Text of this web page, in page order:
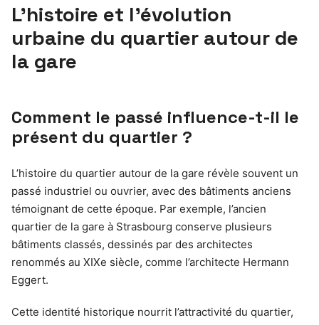
L’histoire et l’évolution
urbaine du quartier autour de
la gare
Comment le passé influence-t-il le
présent du quartier ?
L’histoire du quartier autour de la gare révèle souvent un
passé industriel ou ouvrier, avec des bâtiments anciens
témoignant de cette époque. Par exemple, l’ancien
quartier de la gare à Strasbourg conserve plusieurs
bâtiments classés, dessinés par des architectes
renommés au XIXe siècle, comme l’architecte Hermann
Eggert.
Cette identité historique nourrit l’attractivité du quartier,